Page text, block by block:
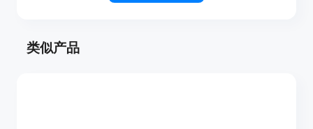
类似产品